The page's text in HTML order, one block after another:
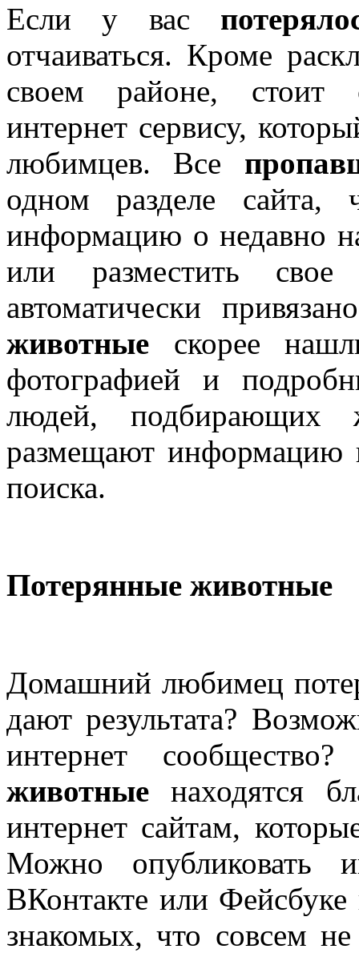
Если у вас
отчаиваться. Кроме
своем районе, стоит
интернет сервису,
любимцев. Все
одном разделе сайта,
информацию о недавно
или разместить свое
автоматически
животные скорее
фотографией и
людей, подбирающих
размещают информацию
поиска.
Потерянные животные
Домашний любимец
дают результата?
интернет
животные находятся
интернет сайтам,
Можно опубликовать
ВКонтакте или
знакомых, что совсем